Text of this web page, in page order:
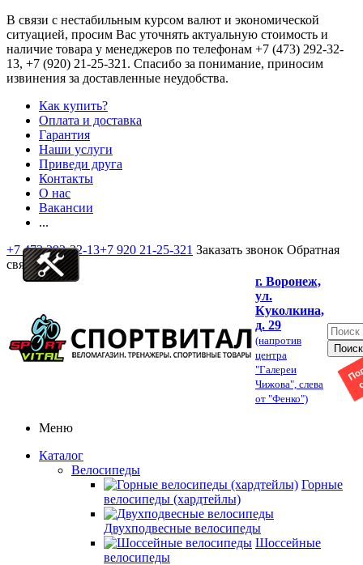
В связи с нестабильным курсом валют и экономической
ситуацией, просим Вас уточнять актуальную стоимость и
наличие товара у менеджеров по телефонам +7 (473) 292-32-
13, +7 (920) 21-25-321 . Спасибо за понимание, приносим
извинения за доставленные неудобства.
Как купить?
Оплата и доставка
Гарантия
Наши услуги
Приведи друга
Контакты
О нас
Вакансии
...
+7 473 292-32-13+7 920 21-25-321 Заказать звонок Обратная
связь
г. Воронеж,
ул.
Куколкина,
д. 29
(напротив
центра
"Галереи
Чижова", слева
от "Фенко")
Меню
Каталог
Велосипеды
Горные
велосипеды (хардтейлы)
Двухподвесные велосипеды
Шоссейные
велосипеды